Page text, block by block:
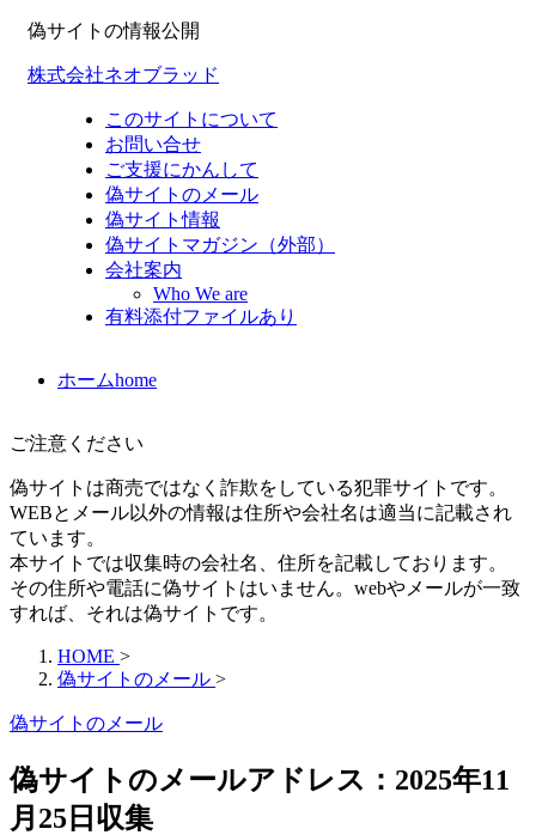
偽サイトの情報公開
株式会社ネオブラッド
このサイトについて
お問い合せ
ご支援にかんして
偽サイトのメール
偽サイト情報
偽サイトマガジン（外部）
会社案内
Who We are
有料添付ファイルあり
ホームhome
ご注意ください
偽サイトは商売ではなく詐欺をしている犯罪サイトです。
WEBとメール以外の情報は住所や会社名は適当に記載され
ています。
本サイトでは収集時の会社名、住所を記載しております。
その住所や電話に偽サイトはいません。webやメールが一致
すれば、それは偽サイトです。
HOME >
偽サイトのメール >
偽サイトのメール
偽サイトのメールアドレス：2025年11
月25日収集